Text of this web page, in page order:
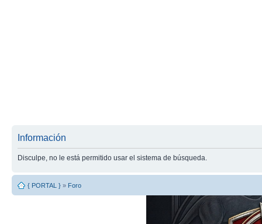
Información
Disculpe, no le está permitido usar el sistema de búsqueda.
{ PORTAL } » Foro